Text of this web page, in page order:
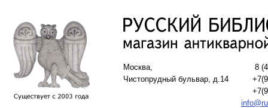
Москва,
Чистопрудный бульвар, д.14
8